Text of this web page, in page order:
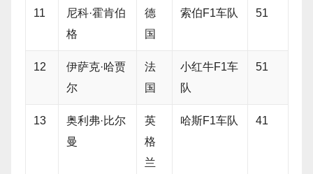
11
尼科·霍肯伯
格
德
国
索伯F1车队 51
12
伊萨克·哈贾
尔
法
国
小红牛F1车
队
51
13
奥利弗·比尔
曼
英
格
兰
哈斯F1车队 41